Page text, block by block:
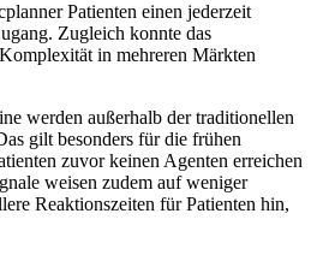
Patienten einen jederzeit
Zugleich konnte das
in mehreren Märkten
werden außerhalb der traditionellen
gilt besonders für die frühen
zuvor keinen Agenten erreichen
weisen zudem auf weniger
Reaktionszeiten für Patienten hin,